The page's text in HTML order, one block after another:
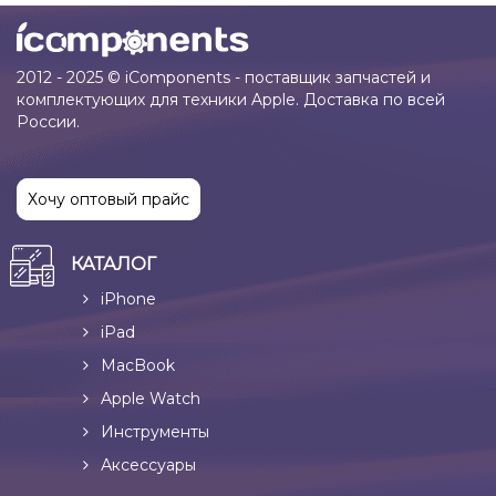
2012 - 2025 © iComponents - поставщик запчастей и
комплектующих для техники Apple. Доставка по всей
России.
Хочу оптовый прайс
КАТАЛОГ
iPhone
iPad
MacBook
Apple Watch
Инструменты
Аксессуары